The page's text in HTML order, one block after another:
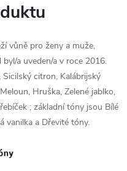
vůně pro ženy a muže,
a uveden/a v roce 2016.
citron, Kalábrijský
Hruška, Zelené jablko,
; základní tóny jsou Bílé
vanilka a Dřevité tóny.